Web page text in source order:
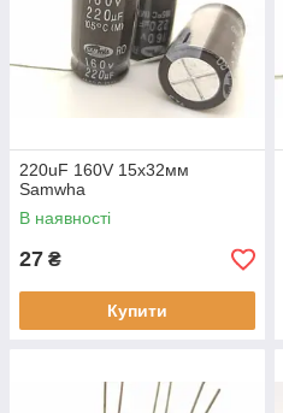
220uF 160V 15х32мм
Samwha
В наявності
27 ₴
Купити